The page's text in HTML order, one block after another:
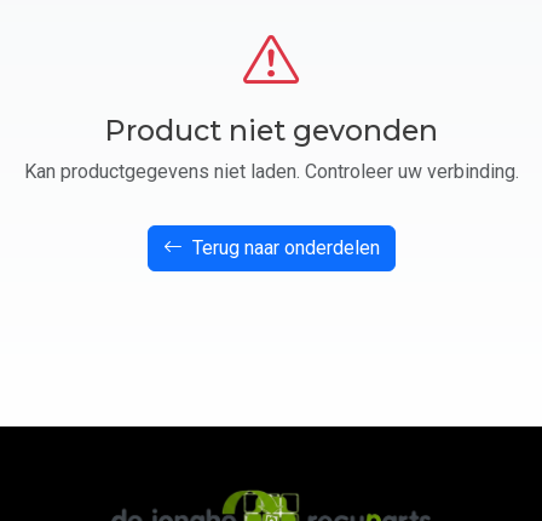
Product niet gevonden
Kan productgegevens niet laden. Controleer uw verbinding.
Terug naar onderdelen